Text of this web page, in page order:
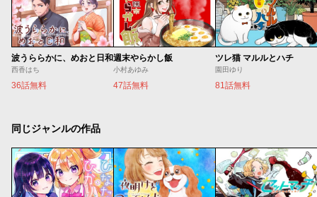
波うららかに、めおと日和
西香はち
36話無料
週末やらかし飯
小村あゆみ
47話無料
ツレ猫 マルルとハチ
園田ゆり
81話無料
同じジャンルの作品